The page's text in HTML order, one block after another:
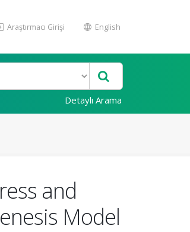
Araştırmacı Girişi English
Detaylı Arama
and
Model